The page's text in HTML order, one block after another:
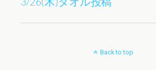
Back to top